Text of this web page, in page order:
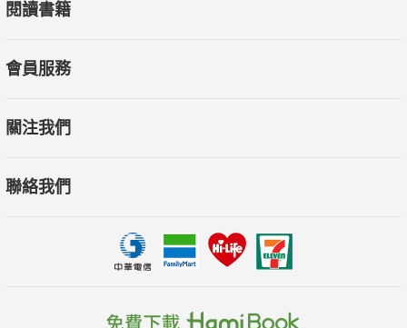
閱讀書籍
會員服務
關注我們
聯絡我們